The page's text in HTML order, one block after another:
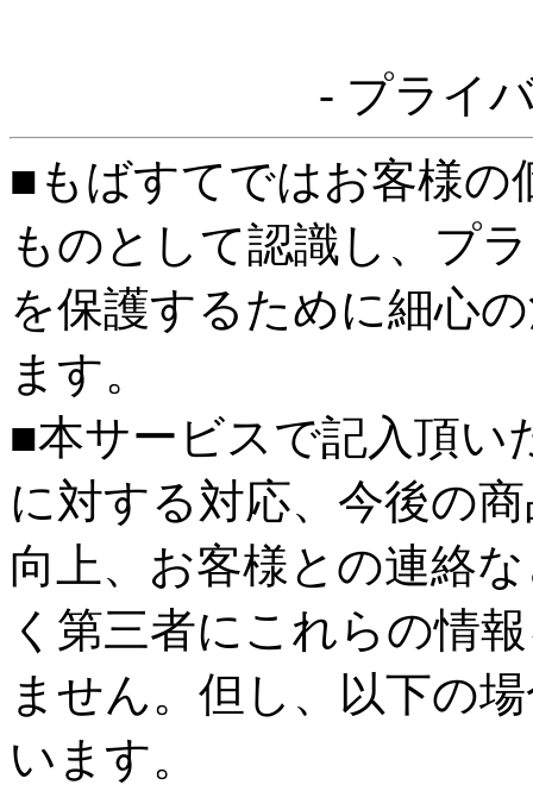
- プライ
■もばすてではお客様の
ものとして認識し、プ
を保護するために細心
ます。
■本サービスで記入頂い
に対する対応、今後の
向上、お客様との連絡
く第三者にこれらの情
ません。但し、以下の
います。